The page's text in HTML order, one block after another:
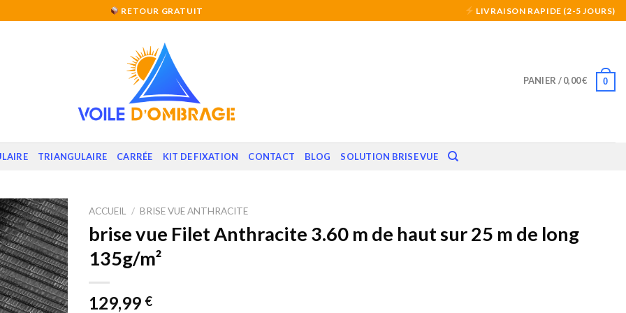
RETOUR GRATUIT LIVRAISON RAPIDE (2-5 JOURS)
PANIER /0,00€ 0
TRIANGULAIRE CARRÉE KIT DE FIXATION CONTACT BLOG SOLUTION BRISE VUE
ACCUEIL / BRISE VUE ANTHRACITE
brise vue Filet Anthracite 3.60 m de haut sur 25 m de long
135g/m²
129,99 €